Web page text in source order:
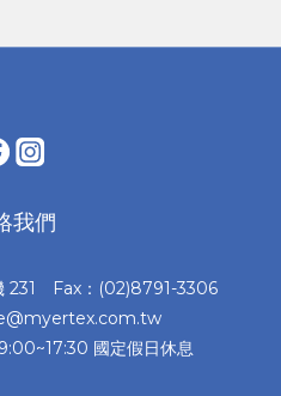
我們
231 Fax：(02)8791-3306
國定假日休息